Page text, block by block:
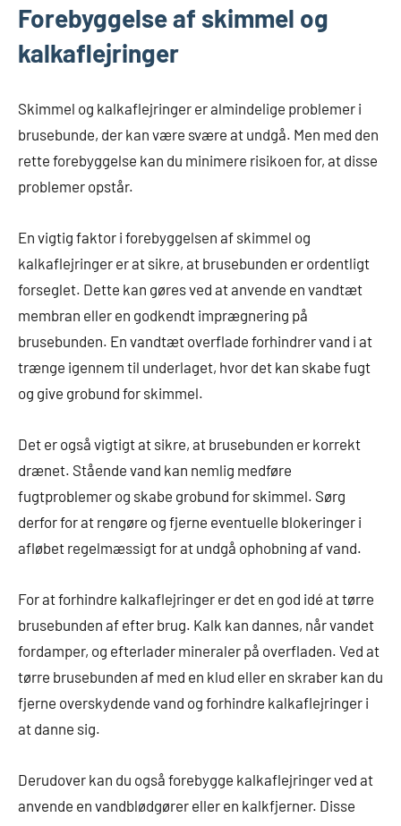
Forebyggelse af skimmel og
kalkaflejringer
Skimmel og kalkaflejringer er almindelige problemer i
brusebunde, der kan være svære at undgå. Men med den
rette forebyggelse kan du minimere risikoen for, at disse
problemer opstår.
En vigtig faktor i forebyggelsen af skimmel og
kalkaflejringer er at sikre, at brusebunden er ordentligt
forseglet. Dette kan gøres ved at anvende en vandtæt
membran eller en godkendt imprægnering på
brusebunden. En vandtæt overflade forhindrer vand i at
trænge igennem til underlaget, hvor det kan skabe fugt
og give grobund for skimmel.
Det er også vigtigt at sikre, at brusebunden er korrekt
drænet. Stående vand kan nemlig medføre
fugtproblemer og skabe grobund for skimmel. Sørg
derfor for at rengøre og fjerne eventuelle blokeringer i
afløbet regelmæssigt for at undgå ophobning af vand.
For at forhindre kalkaflejringer er det en god idé at tørre
brusebunden af efter brug. Kalk kan dannes, når vandet
fordamper, og efterlader mineraler på overfladen. Ved at
tørre brusebunden af med en klud eller en skraber kan du
fjerne overskydende vand og forhindre kalkaflejringer i
at danne sig.
Derudover kan du også forebygge kalkaflejringer ved at
anvende en vandblødgører eller en kalkfjerner. Disse